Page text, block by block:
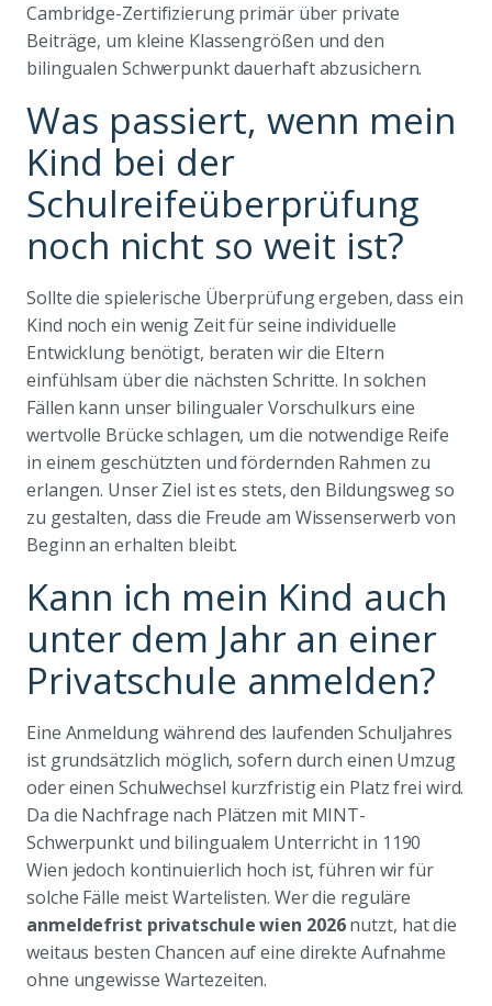
Cambridge-Zertifizierung primär über private
Beiträge, um kleine Klassengrößen und den
bilingualen Schwerpunkt dauerhaft abzusichern.
Was passiert, wenn mein
Kind bei der
Schulreifeüberprüfung
noch nicht so weit ist?
Sollte die spielerische Überprüfung ergeben, dass ein
Kind noch ein wenig Zeit für seine individuelle
Entwicklung benötigt, beraten wir die Eltern
einfühlsam über die nächsten Schritte. In solchen
Fällen kann unser bilingualer Vorschulkurs eine
wertvolle Brücke schlagen, um die notwendige Reife
in einem geschützten und fördernden Rahmen zu
erlangen. Unser Ziel ist es stets, den Bildungsweg so
zu gestalten, dass die Freude am Wissenserwerb von
Beginn an erhalten bleibt.
Kann ich mein Kind auch
unter dem Jahr an einer
Privatschule anmelden?
Eine Anmeldung während des laufenden Schuljahres
ist grundsätzlich möglich, sofern durch einen Umzug
oder einen Schulwechsel kurzfristig ein Platz frei wird.
Da die Nachfrage nach Plätzen mit MINT-
Schwerpunkt und bilingualem Unterricht in 1190
Wien jedoch kontinuierlich hoch ist, führen wir für
solche Fälle meist Wartelisten. Wer die reguläre
anmeldefrist privatschule wien 2026nutzt, hat die
weitaus besten Chancen auf eine direkte Aufnahme
ohne ungewisse Wartezeiten.